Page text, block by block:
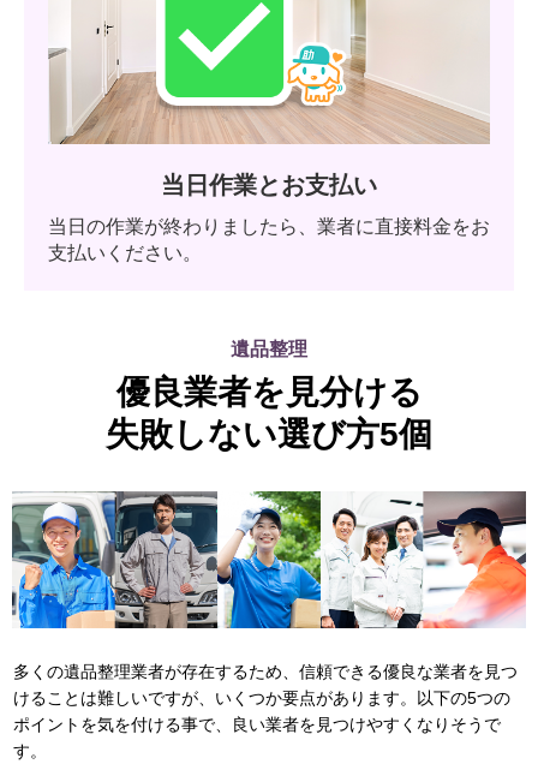
当日作業とお支払い
当日の作業が終わりましたら、業者に直接料金をお
支払いください。
遺品整理
優良業者を見分ける
失敗しない選び方5個
多くの遺品整理業者が存在するため、信頼できる優良な業者を見つ
けることは難しいですが、いくつか要点があります。以下の5つの
ポイントを気を付ける事で、良い業者を見つけやすくなりそうで
す。